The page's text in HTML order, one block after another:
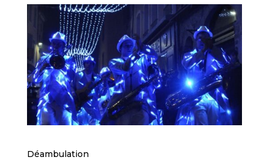
Déambulation